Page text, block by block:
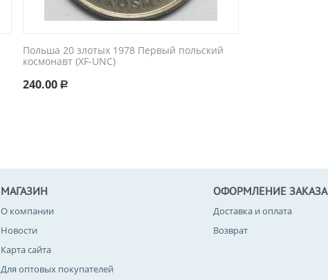
Польша 20 злотых 1978 Первый польский
космонавт (XF-UNC)
240.00 Р
МАГАЗИН
О компании
Новости
Карта сайта
Для оптовых покупателей
ОФОРМЛЕНИЕ ЗАКАЗА
Доставка и оплата
Возврат